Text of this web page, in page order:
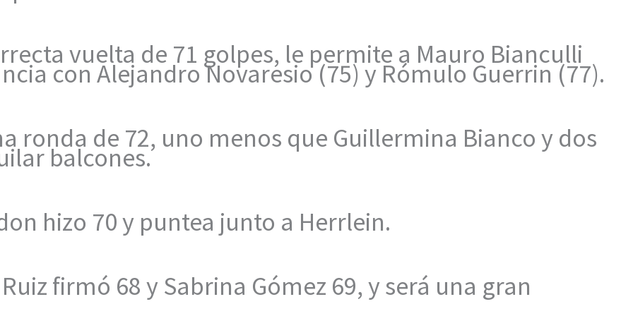
vuelta de 71 golpes, le permite a Mauro Bianculli
con Alejandro Novaresio (75) y Rómulo Guerrin (77).
ronda de 72, uno menos que Guillermina Bianco y dos
balcones.
hizo 70 y puntea junto a Herrlein.
firmó 68 y Sabrina Gómez 69, y será una gran